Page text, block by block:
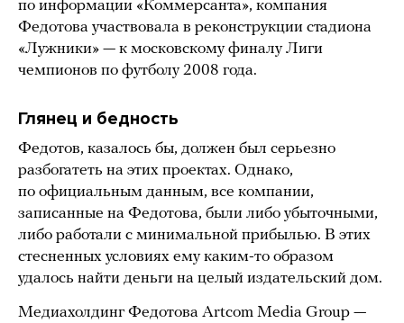
по информации «Коммерсанта», компания
Федотова участвовала в реконструкции стадиона
«Лужники» — к московскому финалу Лиги
чемпионов по футболу 2008 года.
Глянец и бедность
Федотов, казалось бы, должен был серьезно
разбогатеть на этих проектах. Однако,
по официальным данным, все компании,
записанные на Федотова, были либо убыточными,
либо работали с минимальной прибылью. В этих
стесненных условиях ему каким-то образом
удалось найти деньги на целый издательский дом.
Медиахолдинг Федотова Artcom Media Group —